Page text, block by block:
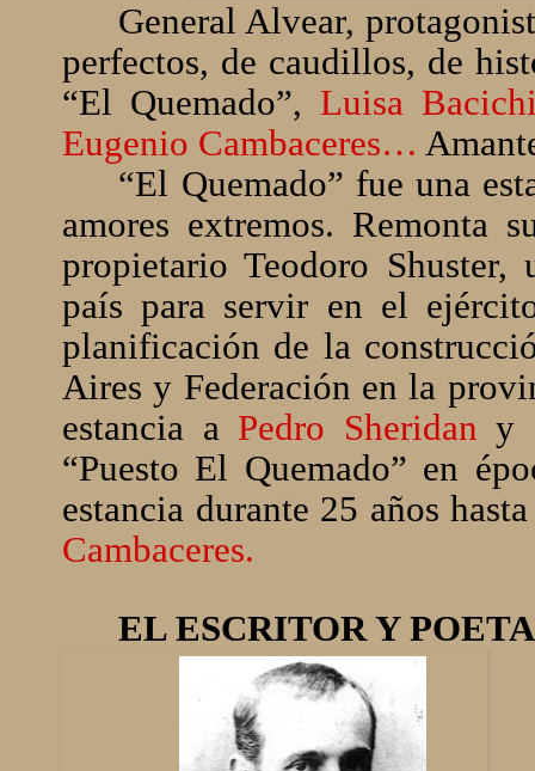
General Alvear,
perfectos, de caudillos, de
“El Quemado”, Luisa
Eugenio Cambaceres…
“El Quemado” fue una
amores extremos. Remonta
propietario Teodoro
país para servir en el
planificación de la
Aires y Federación en la
estancia a Pedro Sheridan y
“Puesto El Quemado” en
estancia durante 25 años
Cambaceres.
EL ESCRITOR Y